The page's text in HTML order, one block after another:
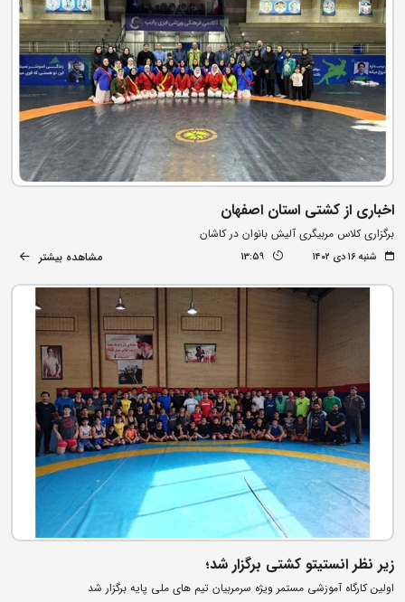
اخباری از کشتی استان اصفهان
برگزاری کلاس مربیگری آلیش بانوان در کاشان
شنبه ۱۶ دی ۱۴۰۲ 13:59 مشاهده بیشتر
زیر نظر انستیتو کشتی برگزار شد؛
اولین کارگاه آموزشی مستمر ویژه سرمربیان تیم های ملی پایه برگزار شد